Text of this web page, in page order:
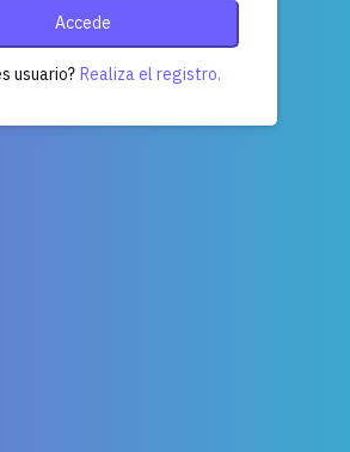
Accede
usuario? Realiza el registro.